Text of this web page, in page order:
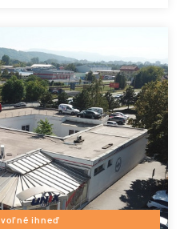
voľné ihneď